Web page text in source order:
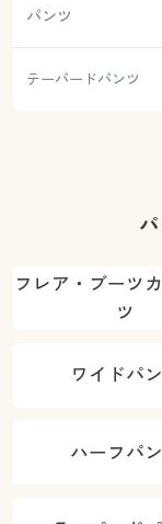
パンツ
テーパードパンツ
フレア・ブーツ
ツ
ワイドパ
ハーフパ